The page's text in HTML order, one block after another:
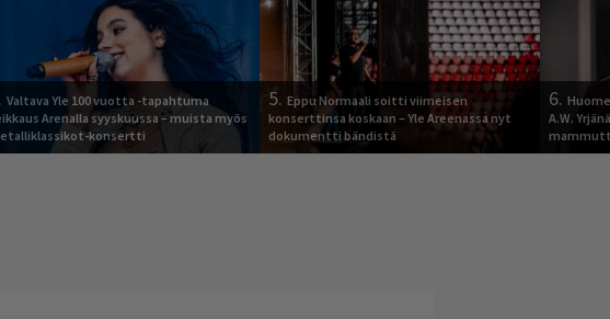
Valtava Yle 100 vuotta -tapahtuma
Arenalla syyskuussa – muista myös
konsertti
5. Eppu Normaali soitti viimeisen
konserttinsa koskaan – Yle Areenassa nyt
dokumentti bändistä
6.
A.W.